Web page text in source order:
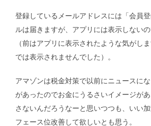
登録しているメールアドレスには「会員
ルは届きますが、アプリには表示しない
（前はアプリに表示されたような気がし
では表示されませんでした）。
アマゾンは税金対策で以前にニュースに
があったのでお金にうるさいイメージが
さないんだろうなーと思いつつも、いい
フェース位改善して欲しいとも思う。